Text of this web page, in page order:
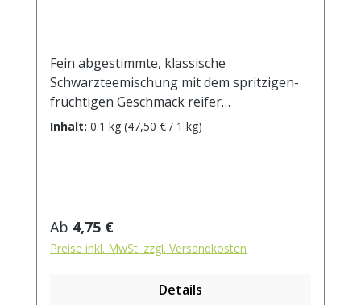
Fein abgestimmte, klassische
Schwarzteemischung mit dem spritzigen-
fruchtigen Geschmack reifer
Orangen. Zutaten: Ceylon-, Südindien- und
beruhigend
Inhalt: 0.1 kg (47,50 € / 1 kg)
Regulärer Preis:
Ab 4,75 €
Preise inkl. MwSt. zzgl. Versandkosten
Details